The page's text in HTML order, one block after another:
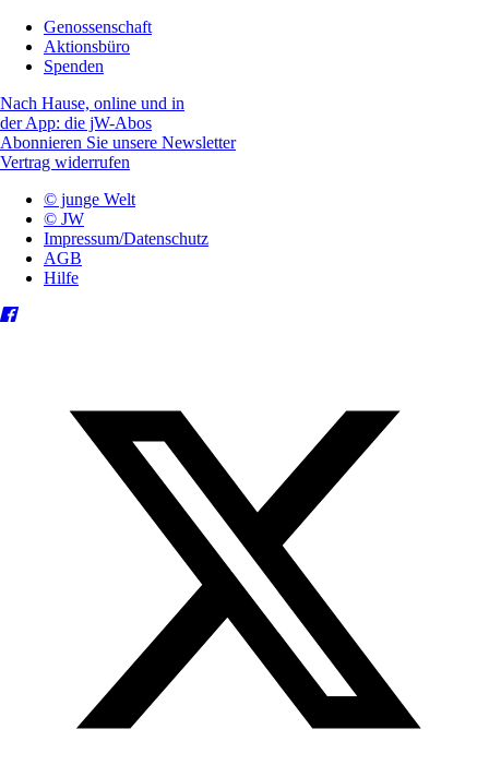
Genossenschaft
Aktionsbüro
Spenden
Nach Hause, online und in
der App: die jW-Abos
Abonnieren Sie unsere Newsletter
Vertrag widerrufen
© junge Welt
© JW
Impressum/Datenschutz
AGB
Hilfe